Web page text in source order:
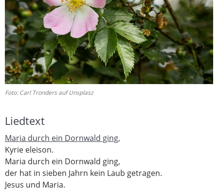
Foto: Carl Tronders auf Unsplasz
Liedtext
Maria durch ein Dornwald ging,
Kyrie eleison.
Maria durch ein Dornwald ging,
der hat in sieben Jahrn kein Laub getragen.
Jesus und Maria.